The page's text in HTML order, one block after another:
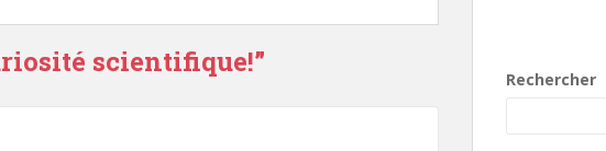
scientifique!”
Rechercher